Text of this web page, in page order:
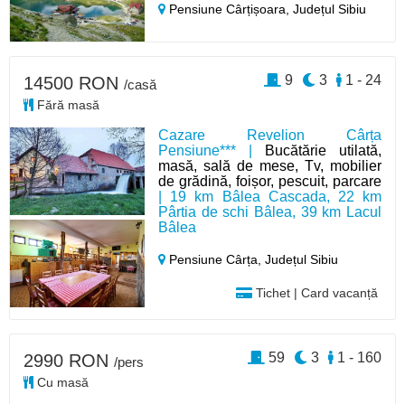
Pensiune Cârțișoara,Județul Sibiu
Cazare Revelion Cârța
Pensiune*** |
Bucătărie utilată,
masă, sală de mese, Tv, mobilier
de grădină, foișor, pescuit, parcare
| 19 km Bâlea Cascada, 22 km
Pârtia de schi Bâlea, 39 km Lacul
Bâlea
Pensiune Cârța,Județul Sibiu
Tichet | Card vacanță
14500 RON /casă
Fără masă
1 - 24
3
9
2990 RON /pers
Cu masă
1 - 160
3
59